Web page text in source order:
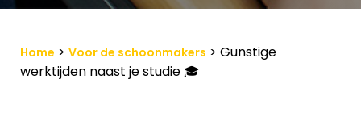
Home > Voor de schoonmakers > Gunstige
werktijden naast je studie 🎓